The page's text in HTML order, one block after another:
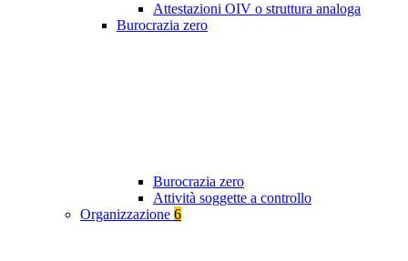
Attestazioni OIV o struttura analoga
Burocrazia zero
Burocrazia zero
Attività soggette a controllo
Organizzazione 6